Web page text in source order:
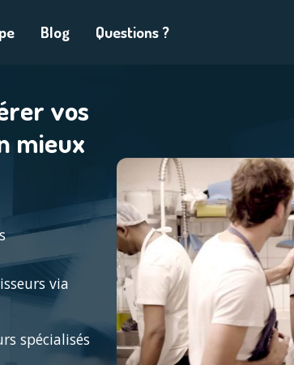
Blog Questions ?
vos
mieux
via
spécialisés